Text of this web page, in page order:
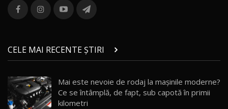
13
combină aventura cu luxul / AutoBlog.MD
36:08
chinez care face lumea să se întoarcă după el
/ AutoBlog.MD
17:27
15 14:37
CELE MAI RECENTE ȘTIRI
Mai este nevoie de rodaj la mașinile moderne?
Ce se întâmplă, de fapt, sub capotă în primii
kilometri